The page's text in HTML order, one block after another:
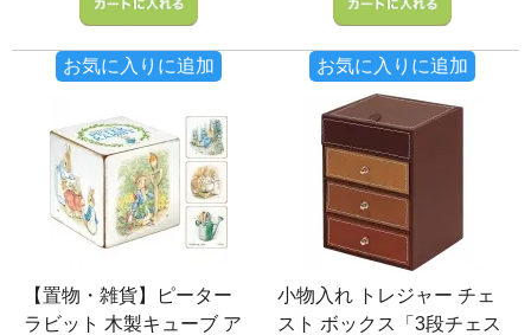
お気に入りに追加 お気に入りに追加
【置物・雑貨】ピーター
ラビット 木製キューブ ア
小物入れ トレジャー チェ
スト ボックス「3段チェス